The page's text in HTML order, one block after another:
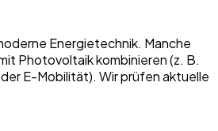
Energietechnik. Manche
Photovoltaik kombinieren (z. B.
E-Mobilität). Wir prüfen aktuelle